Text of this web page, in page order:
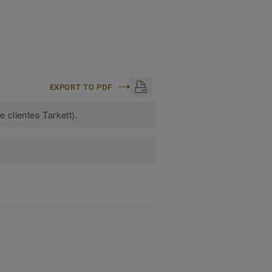
EXPORT TO PDF
clientes Tarkett).